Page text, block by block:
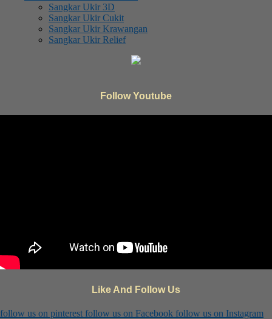
Sangkar Ukir 3D
Sangkar Ukir Cukit
Sangkar Ukir Krawangan
Sangkar Ukir Relief
Follow Youtube
Like And Follow Us
follow us on pinterest follow us on Facebook follow us on Instagram